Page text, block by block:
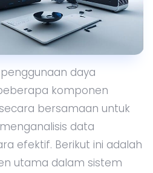
daya
komponen
bersamaan untuk
data
efektif. Berikut ini adalah
utama dalam sistem